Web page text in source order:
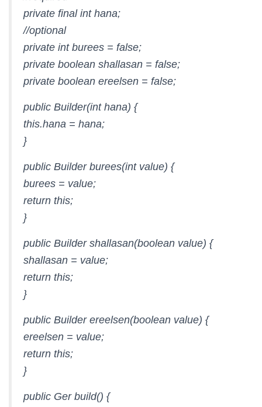
private final int hana;
//optional
private int burees = false;
private boolean shallasan = false;
private boolean ereelsen = false;
public Builder(int hana) {
this.hana = hana;
}
public Builder burees(int value) {
burees = value;
return this;
}
public Builder shallasan(boolean value) {
shallasan = value;
return this;
}
public Builder ereelsen(boolean value) {
ereelsen = value;
return this;
}
public Ger build() {